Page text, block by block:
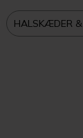
HALSKÆDER